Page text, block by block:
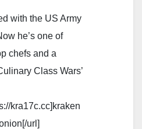
with the US Army
he’s one of
chefs and a
Class Wars’
kra17c.cc]kraken
url]